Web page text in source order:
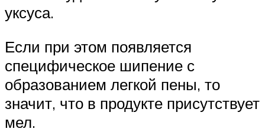
уксуса.
Если при этом появляется
специфическое шипение с
образованием легкой пены, то
значит, что в продукте присутствует
мел.